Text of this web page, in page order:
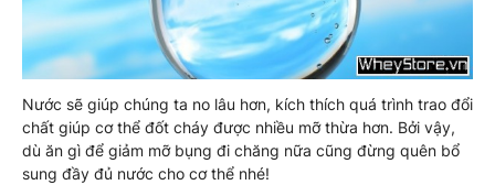
Nước sẽ giúp chúng ta no lâu hơn, kích thích quá trình trao đổi
chất giúp cơ thể đốt cháy được nhiều mỡ thừa hơn. Bởi vậy,
dù ăn gì để giảm mỡ bụng đi chăng nữa cũng đừng quên bổ
sung đầy đủ nước cho cơ thể nhé!